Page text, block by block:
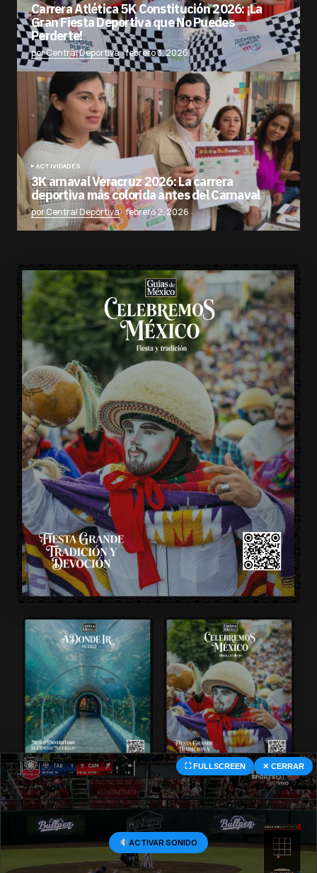
Carrera Atlética 5K Constitución 2026: ¡La
Gran Fiesta Deportiva que No Puedes
Perderte!
por Central Deportiva febrero 3, 2026
ACTIVIDADES
3K arnaval Veracruz 2026: La carrera
deportiva más colorida antes del Carnaval
por Central Deportiva febrero 2, 2026
⛶ FULLSCREEN ✕ CERRAR
ACTIVAR SONIDO
© 2026 Central Deportiva MX. All Rights Reserved.